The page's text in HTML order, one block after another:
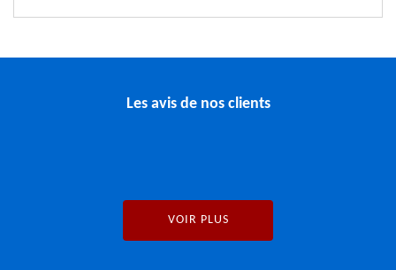
Les avis de nos clients
VOIR PLUS